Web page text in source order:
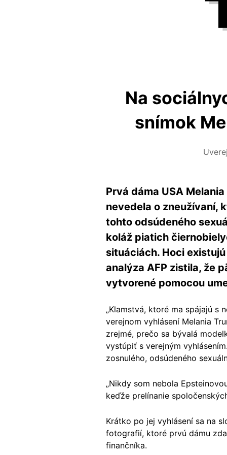
Na
snímok
Prvá dáma USA
nevedela o zneužívaní,
tohto odsúdeného
koláž piatich
situáciách. Hoci
analýza AFP zistila, že
vytvorené pomocou
„Klamstvá, ktoré ma spájajú s
verejnom vyhlásení Melania
zrejmé, prečo sa bývalá
vystúpiť s verejným
zosnulého, odsúdeného
„Nikdy som nebola
keďže prelínanie
Krátko po jej vyhlásení sa na
fotografií, ktoré prvú dámu
finančníka.